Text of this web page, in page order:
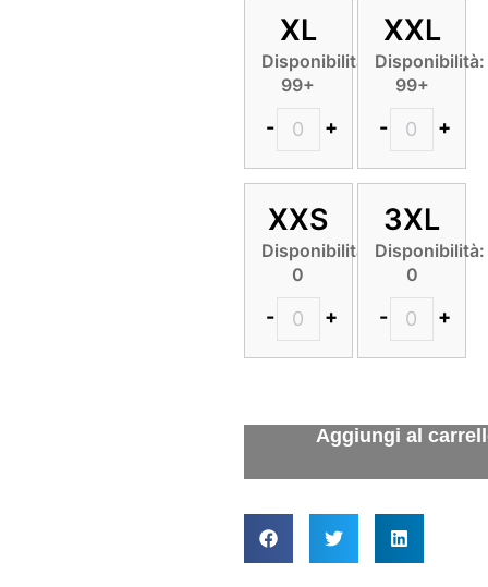
XL
Disponibilità:
99+
- +
XXL
Disponibilità:
99+
- +
XXS
Disponibilità:
0
- +
3XL
Disponibilità:
0
- +